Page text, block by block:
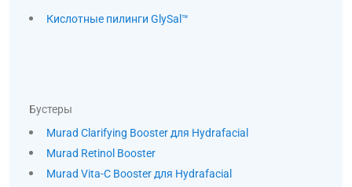
Кислотные пилинги GlySal™
Бустеры
Murad Clarifying Booster для Hydrafacial
Murad Retinol Booster
Murad Vita-C Booster для Hydrafacial